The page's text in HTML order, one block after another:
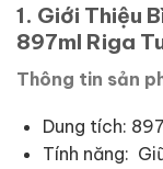
1. Giới Thiệu
897ml Riga
Thông tin sản
Dung tích:
Tính năng: